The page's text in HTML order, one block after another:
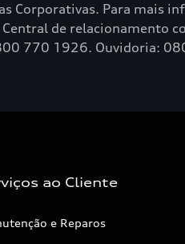
Corporativas. Para mais
de relacionamento
770 1926. Ouvidoria:
ao Cliente
e Reparos